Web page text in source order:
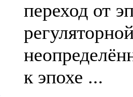
переход от
к эпохе ...